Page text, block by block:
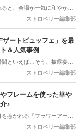
と、会場が一気に和やかな
るプレ花嫁さんとしては「途
も多いはず。 小さなゲ
人）に「本当に参列してよ
っとした心遣いや事前準備
族に安心して楽しんでもら
をご紹介します！
ストロベリー編集部
ートビュッフェ」を最
＆人気事例
といえば…そう、披露宴後
ガーデンやロビーにずらりと
気の演出ですよね。今回は
たいポイントと、実際に大
ストロベリー編集部
フレームを使った華や
♪
惹かれる「フラワーアー
ちろん、チュールやフレーム
ストロベリー編集部